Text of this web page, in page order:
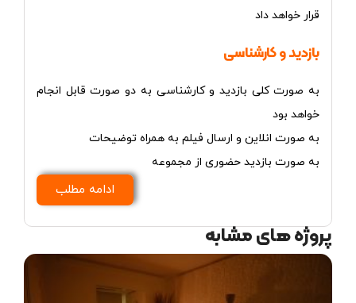
قرار خواهد داد
بازدید و کارشناسی
به صورت کلی بازدید و کارشناسی به دو صورت قابل انجام
خواهد بود
به صورت انلاین و ارسال فیلم به همراه توضیحات
به صورت بازدید حضوری از مجموعه
ادامه مطلب
پروژه های مشابه